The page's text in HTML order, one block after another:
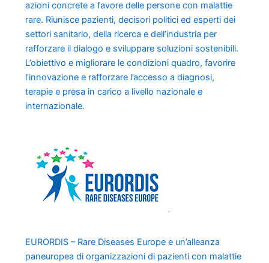
azioni concrete a favore delle persone con malattie
rare. Riunisce pazienti, decisori politici ed esperti dei
settori sanitario, della ricerca e dell’industria per
rafforzare il dialogo e sviluppare soluzioni sostenibili.
L’obiettivo e migliorare le condizioni quadro, favorire
l’innovazione e rafforzare l’accesso a diagnosi,
terapie e presa in carico a livello nazionale e
internazionale.
EURORDIS – Rare Diseases Europe e un’alleanza
paneuropea di organizzazioni di pazienti con malattie